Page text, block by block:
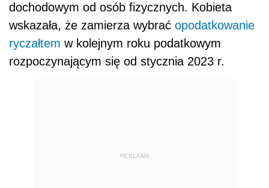
dochodowym od osób fizycznych. Kobieta
wskazała, że zamierza wybrać opodatkowanie
ryczałtem w kolejnym roku podatkowym
rozpoczynającym się od stycznia 2023 r.
REKLAMA